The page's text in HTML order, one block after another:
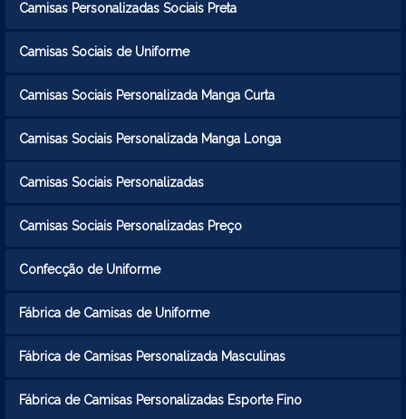
Camisas Personalizadas Sociais Preta
Camisas Sociais de Uniforme
Camisas Sociais Personalizada Manga Curta
Camisas Sociais Personalizada Manga Longa
Camisas Sociais Personalizadas
Camisas Sociais Personalizadas Preço
Confecção de Uniforme
Fábrica de Camisas de Uniforme
Fábrica de Camisas Personalizada Masculinas
Fábrica de Camisas Personalizadas Esporte Fino